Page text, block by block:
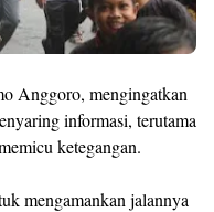
Anggoro, mengingatkan
informasi, terutama
ketegangan.
mengamankan jalannya